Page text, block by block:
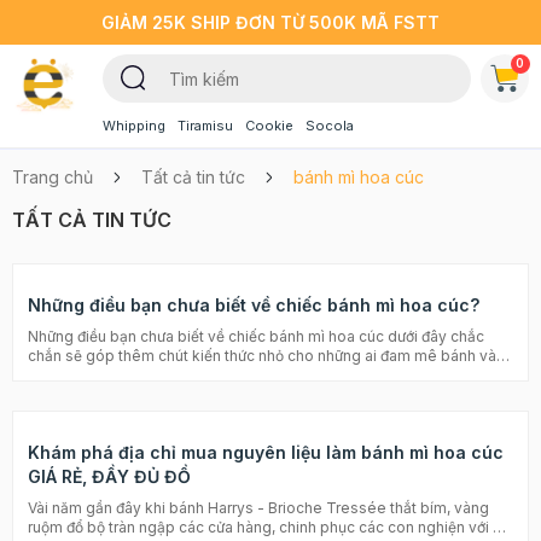
GIẢM 25K SHIP ĐƠN TỪ 500K MÃ FSTT
Whipping Tiramisu Cookie Socola
0
Trang chủ Tất cả tin tức bánh mì hoa cúc
TẤT CẢ TIN TỨC
Những điều bạn chưa biết về chiếc bánh mì hoa cúc?
Những điều bạn chưa biết về chiếc bánh mì hoa cúc dưới đây chắc
chắn sẽ góp thêm chút kiến thức nhỏ cho những ai đam mê bánh và
bánh mì ngọt, vô cùng thơm và mềm mại. Thớ bánh dai, mềm và có
thể xé thành sợi nhỏ. Đây là điểm khác biệt của bánh mì hoa cúc so
với các loại bánh mì khác, cũng là điểm hút khách của loại bánh này.
Bánh được làm với công thức đặc biệt cho ra đời loại bánh mì hảo
hạng bậc nhất hiện nay. Bánh phù hợp cho cả người lớn lẫn trẻ nhỏ,
Khám phá địa chỉ mua nguyên liệu làm bánh mì hoa cúc
GIÁ RẺ, ĐẦY ĐỦ ĐỒ
Vài năm gần đây khi bánh Harrys - Brioche Tressée thắt bím, vàng
ruộm đổ bộ tràn ngập các cửa hàng, chinh phục các con nghiện với vị